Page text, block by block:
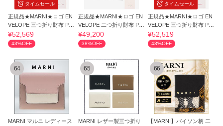
タイムセール
正規品★MARNI★ロゴ EN
VELOPE 三つ折り財布 PF
MO0135U0P694800N
¥52,569
43%OFF
正規品★MARNI★ロゴ EN
VELOPE 二つ折り財布 PF
MO0134U0P694800N
¥49,200
38%OFF
タイムセール
正規品★MARNI★ロゴ EN
VELOPE 三つ折り財布 PF
MO0135U0P694800M
¥52,519
43%OFF
64
MARNI マルニ レディース
65
MARNI レザー製三つ折り
66
【MARNI】パイソン柄 二